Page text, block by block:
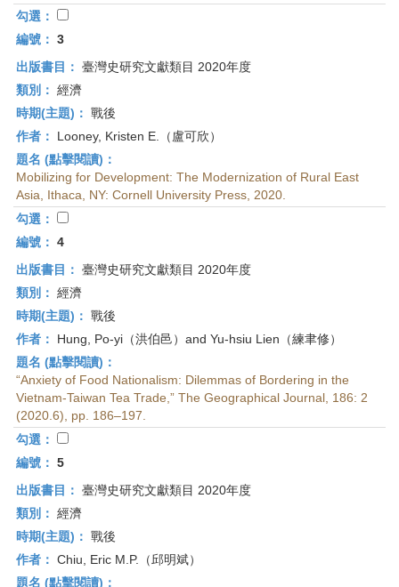
勾選：
編號： 3
出版書目： 臺灣史研究文獻類目 2020年度
類別： 經濟
時期(主題)： 戰後
作者：
Looney, Kristen E.（盧可欣）
題名 (點擊閱讀)：
Mobilizing for Development: The Modernization of Rural East
Asia, Ithaca, NY: Cornell University Press, 2020.
勾選：
編號： 4
出版書目： 臺灣史研究文獻類目 2020年度
類別： 經濟
時期(主題)： 戰後
作者：
Hung, Po-yi（洪伯邑）and Yu-hsiu Lien（練聿修）
題名 (點擊閱讀)：
“Anxiety of Food Nationalism: Dilemmas of Bordering in the
Vietnam-Taiwan Tea Trade,” The Geographical Journal, 186: 2
(2020.6), pp. 186–197.
勾選：
編號： 5
出版書目： 臺灣史研究文獻類目 2020年度
類別： 經濟
時期(主題)： 戰後
作者： Chiu, Eric M.P.（邱明斌）
題名 (點擊閱讀)：